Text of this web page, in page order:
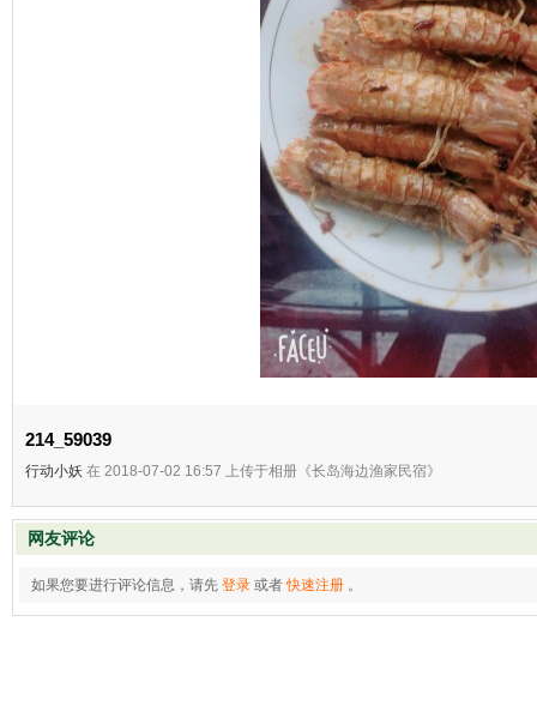
214_59039
行动小妖 在 2018-07-02 16:57 上传于相册《长岛海边渔家民宿》
网友评论
如果您要进行评论信息，请先 登录 或者快速注册 。